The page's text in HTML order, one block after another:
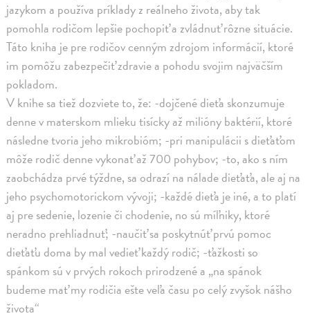
jazykom a používa príklady z reálneho života, aby tak
pomohla rodičom lepšie pochopiť a zvládnuť rôzne situácie.
Táto kniha je pre rodičov cenným zdrojom informácií, ktoré
im pomôžu zabezpečiť zdravie a pohodu svojim najväčším
pokladom.
V knihe sa tiež dozviete to, že: -dojčené dieťa skonzumuje
denne v materskom mlieku tisícky až milióny baktérií, ktoré
následne tvoria jeho mikrobióm; -pri manipulácii s dieťaťom
môže rodič denne vykonať až 700 pohybov; -to, ako s ním
zaobchádza prvé týždne, sa odrazí na nálade dieťaťa, ale aj na
jeho psychomotorickom vývoji; -každé dieťa je iné, a to platí
aj pre sedenie, lozenie či chodenie, no sú míľniky, ktoré
neradno prehliadnuť; -naučiť sa poskytnúť prvú pomoc
dieťaťu doma by mal vedieť každý rodič; -ťažkosti so
spánkom sú v prvých rokoch prirodzené a „na spánok
budeme mať my rodičia ešte veľa času po celý zvyšok nášho
života“